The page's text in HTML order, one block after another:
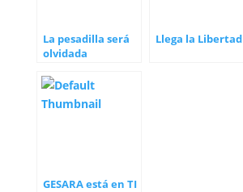
La pesadilla será
olvidada
Llega la Libertad
GESARA está en TI